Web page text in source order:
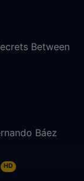
Between
Báez
HD